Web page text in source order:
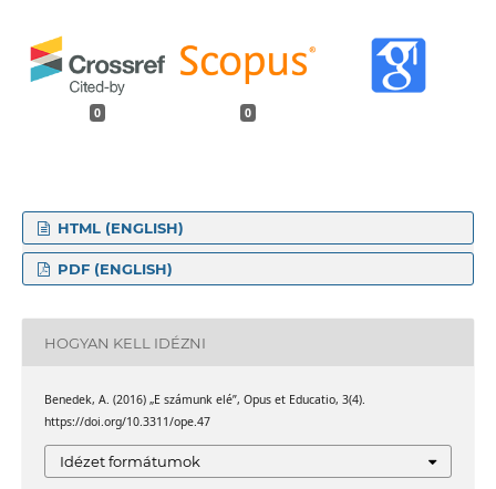
0 0
HTML (ENGLISH)
PDF (ENGLISH)
HOGYAN KELL IDÉZNI
Benedek, A. (2016) „E számunk elé”, Opus et Educatio, 3(4).
https://doi.org/10.3311/ope.47
Idézet formátumok